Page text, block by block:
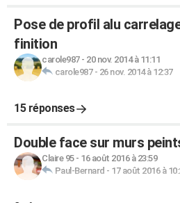
Pose de profil alu
finition
carole987- 20 nov. 2014 à 11:11
carole987- 26 nov. 2014 à 12:37
15 réponses
Double face sur murs
Claire 95- 16 août 2016 à 23:59
Paul-Bernard - 17 août 2016 à